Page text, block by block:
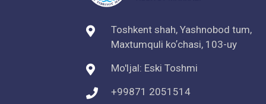
Toshkent shah, Yashnobod tum,
Maxtumquli koʼchasi, 103-uy
Mo'ljal: Eski Toshmi
+99871 2051514